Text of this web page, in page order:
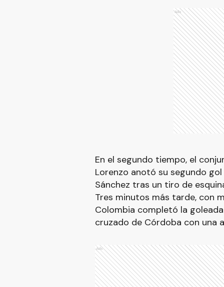
Ads
En el segundo tiempo, el
Lorenzo anotó su segundo
Sánchez tras un tiro de
Tres minutos más tarde, con
Colombia completó la
cruzado de Córdoba con una
Ads